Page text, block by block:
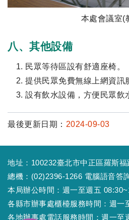
本處會議室(
八、其他設備
民眾等待區設有舒適座椅。
提供民眾免費無線上網資訊
設有飲水設備，方便民眾飲
最後更新日期： 2024-09-03
地址：100232臺北市中正區羅斯福
總機：(02)2396-1266 電腦語音答
本局辦公時間：週一至週五
各縣市辦事處櫃檯服務時間：週一
各地辦事處電話服務時間：週一至